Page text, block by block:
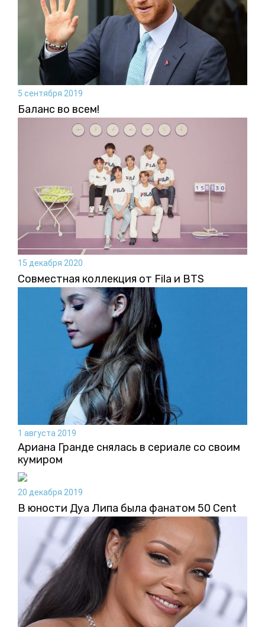
5 сентября 2019
Баланс во всем!
15 декабря 2020
Совместная коллекция от Fila и BTS
1 августа 2019
Ариана Гранде снялась в сериале со своим
кумиром
20 декабря 2019
В юности Дуа Липа была фанатом 50 Cent